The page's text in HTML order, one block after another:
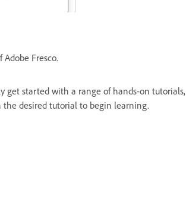
Fresco.
get started with a range of hands-on
the desired tutorial to begin learning.